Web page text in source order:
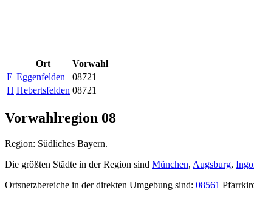
Ort
Vorwahl
E Eggenfelden
08721
H Hebertsfelden 08721
Vorwahlregion 08
Region: Südliches Bayern.
Die größten Städte in der Region sind München, Augsburg,
Ortsnetzbereiche in der direkten Umgebung sind: 08561